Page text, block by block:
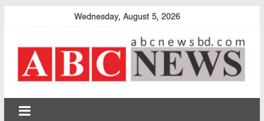
Wednesday, August 5, 2026
abcnewsbd